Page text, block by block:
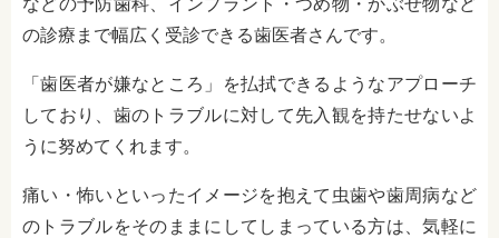
の診療まで幅広く受診できる歯医者さんです。
「歯医者が嫌なところ」を払拭できるようなアプローチ
しており、歯のトラブルに対して先入観を持たせないよ
うに努めてくれます。
痛い・怖いといったイメージを抱えて虫歯や歯周病など
のトラブルをそのままにしてしまっている方は、気軽に